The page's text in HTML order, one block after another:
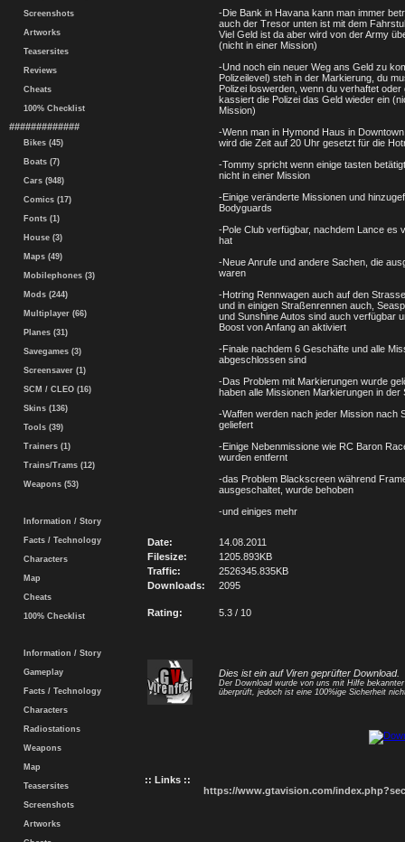
Screenshots
Artworks
Teasersites
Reviews
Cheats
100% Checklist
#############
Bikes (45)
Boats (7)
Cars (948)
Comics (17)
Fonts (1)
House (3)
Maps (49)
Mobilephones (3)
Mods (244)
Multiplayer (66)
Planes (31)
Savegames (3)
Screensaver (1)
SCM / CLEO (16)
Skins (136)
Tools (39)
Trainers (1)
Trains/Trams (12)
Weapons (53)
Information / Story
Facts / Technology
Characters
Map
Cheats
100% Checklist
Information / Story
Gameplay
Facts / Technology
Characters
Radiostations
Weapons
Map
Teasersites
Screenshots
Artworks
-Die Bank in Havana kann man immer
auch der Tresor unten ist mit dem
Viel Geld ist da aber wird von der Army
(nicht in einer Mission)
-Und noch ein neuer Weg ans Geld zu
Polizeilevel) steh in der Markierung, du
Polizei loswerden, wenn du verhaftet oder
kassiert die Polizei das Geld wieder ein
Mission)
-Wenn man in Hymond Haus in
wird die Zeit auf 20 Uhr gesetzt für die
-Tommy spricht wenn einige tasten
nicht in einer Mission
-Einige veränderte Missionen und
Bodyguards
-Pole Club verfügbar, nachdem Lance es
hat
-Neue Anrufe und andere Sachen, die
waren
-Hotring Rennwagen auch auf den
und in einigen Straßenrennen auch,
und Sunshine Autos sind auch verfügbar
Boost von Anfang an aktiviert
-Finale nachdem 6 Geschäfte und alle
abgeschlossen sind
-Das Problem mit Markierungen wurde
haben alle Missionen Markierungen in der
-Waffen werden nach jeder Mission nach
geliefert
-Einige Nebenmissione wie RC Baron
wurden entfernt
-das Problem Blackscreen während
ausgeschaltet, wurde behoben
-und einiges mehr
Date:
14.08.2011
Filesize:
1205.893KB
Traffic:
2526345.835KB
Downloads:
2095
Rating: 5.3 / 10
Dies ist ein auf Viren geprüfter Download.
Der Download wurde von uns mit Hilfe
überprüft, jedoch ist eine 100%ige Sicherheit
:: Links ::
https://www.gtavision.com/